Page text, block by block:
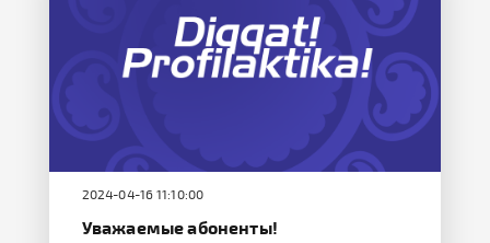
2024-04-16 11:10:00
Уважаемые абоненты!